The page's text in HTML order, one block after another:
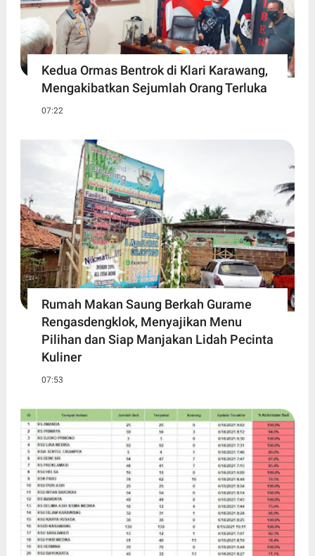
Kedua Ormas Bentrok di Klari Karawang,
Mengakibatkan Sejumlah Orang Terluka
07:22
Rumah Makan Saung Berkah Gurame
Rengasdengklok, Menyajikan Menu
Pilihan dan Siap Manjakan Lidah Pecinta
Kuliner
07:53